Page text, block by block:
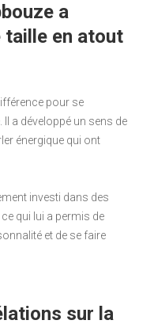
a
en atout
pour se
a développé un sens de
énergique qui ont
investi dans des
qui lui a permis de
et de se faire
sur la